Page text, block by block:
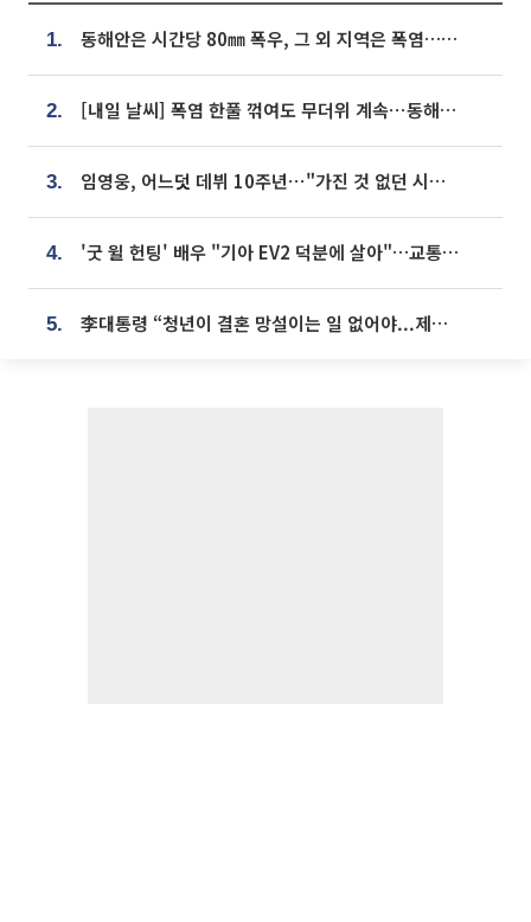
1. 동해안은 시간당 80㎜ 폭우, 그 외 지역은 폭염…‘극과 극 날씨’
2. [내일 날씨] 폭염 한풀 꺾여도 무더위 계속⋯동해안 이틀 연속 비
3. 임영웅, 어느덧 데뷔 10주년⋯"가진 것 없던 시절, 내 앞엔 20명의 팬뿐"
4. '굿 윌 헌팅' 배우 "기아 EV2 덕분에 살아"…교통사고 후 안전성 극찬
5. 李대통령 “청년이 결혼 망설이는 일 없어야...제도상 불이익 조사”